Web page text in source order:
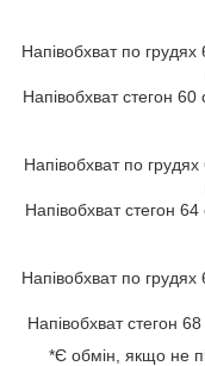
Напівобхват по
Напівобхват стегон
Напівобхват по
Напівобхват стегон
Напівобхват по
Напівобхват стегон
*Є обмін, якщо не